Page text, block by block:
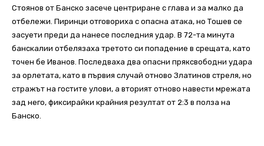
Стоянов от Банско засече центриране с глава и за малко да
отбележи. Пиринци отговориха с опасна атака, но Тошев се
засуети преди да нанесе последния удар. В 72-та минута
банскалии отбелязаха третото си попадение в срещата, като
точен бе Иванов. Последваха два опасни пряксвободни удара
за орлетата, като в първия случай отново Златинов стреля, но
стражът на гостите улови, а вторият отново навести мрежата
зад него, фиксирайки крайния резултат от 2:3 в полза на
Банско.